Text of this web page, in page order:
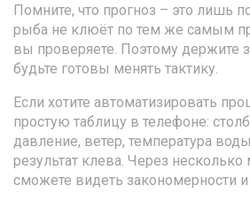
Помните, что прогноз – это лишь
рыба не клюёт по тем же самым
вы проверяете. Поэтому держите
будьте готовы менять тактику.
Если хотите автоматизировать
простую таблицу в телефоне:
давление, ветер, температура
результат клевa. Через
сможете видеть закономерности